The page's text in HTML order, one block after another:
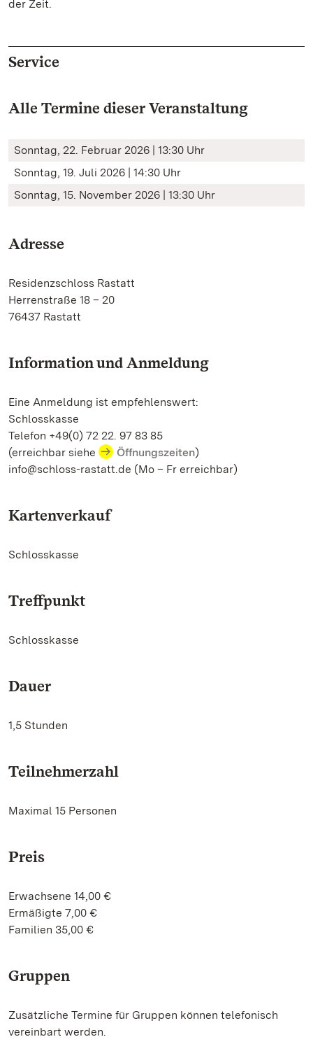
der Zeit.
Service
Alle Termine dieser Veranstaltung
Sonntag, 22. Februar 2026 | 13:30 Uhr
Sonntag, 19. Juli 2026 | 14:30 Uhr
Sonntag, 15. November 2026 | 13:30 Uhr
Adresse
Residenzschloss Rastatt
Herrenstraße 18 – 20
76437 Rastatt
Information und Anmeldung
Eine Anmeldung ist empfehlenswert:
Schlosskasse
Telefon +49(0) 72 22. 97 83 85
(erreichbar siehe
Öffnungszeiten)
info@schloss-rastatt.de (Mo – Fr erreichbar)
Kartenverkauf
Schlosskasse
Treffpunkt
Schlosskasse
Dauer
1,5 Stunden
Teilnehmerzahl
Maximal 15 Personen
Preis
Erwachsene 14,00 €
Ermäßigte 7,00 €
Familien 35,00 €
Gruppen
Zusätzliche Termine für Gruppen können telefonisch
vereinbart werden.